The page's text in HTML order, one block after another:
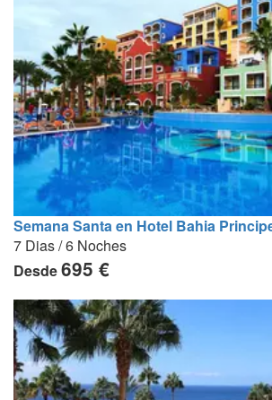
Semana Santa en Hotel Bahia
7 Dias / 6 Noches
Desde695 €